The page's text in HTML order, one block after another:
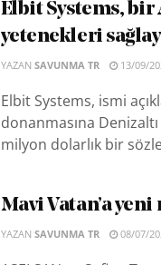
Elbit Systems, bir
yetenekleri
YAZAN SAVUNMA TR 13/09/
Elbit Systems, ismi
donanmasına
milyon dolarlık bir
Mavi Vatan’a
YAZAN SAVUNMA TR 08/07/